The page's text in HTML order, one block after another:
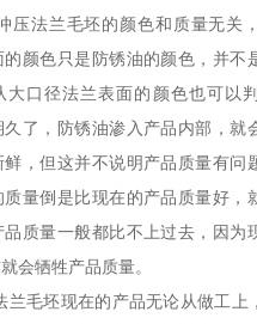
压法兰毛坯的颜色和质量无关
的颜色只是防锈油的颜色，并不
大口径法兰表面的颜色也可以
了，防锈油渗入产品内部，就
，但这并不说明产品质量有问
量倒是比现在的产品质量好，
质量一般都比不上过去，因为
会牺牲产品质量。
兰毛坯现在的产品无论从做工上